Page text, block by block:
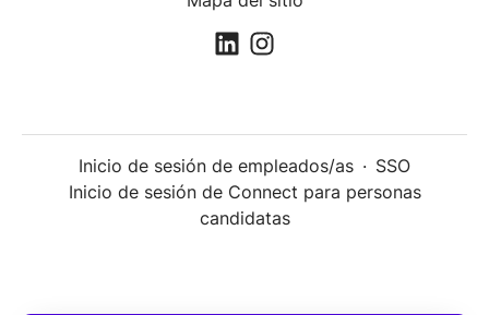
Inicio de sesión de empleados/as · SSO
Inicio de sesión de Connect para personas
candidatas